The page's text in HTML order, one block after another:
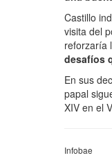
Castillo
visita del
reforzaría
desafíos
En sus
papal
XIV en el
Infobae